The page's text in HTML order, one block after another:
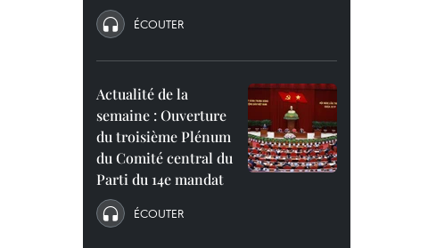
ÉCOUTER
Actualité de la
semaine : Ouverture
du troisième Plénum
du Comité central du
Parti du 14e mandat
ÉCOUTER